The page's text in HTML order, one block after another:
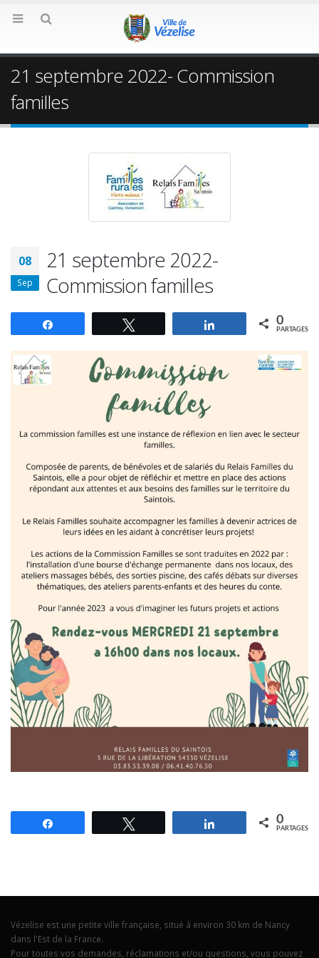
21 septembre 2022- Commission
familles
08
Sep
21 septembre 2022-
Commission familles
Partagez 0
PARTAGES
Partagez 0
PARTAGES
Vézelise est une petite ville française, situé à environ 30 km de Nancy
dans l'Est de la France.
Pour toutes vos demandes, réclamations et/ou questions, vous pouvez